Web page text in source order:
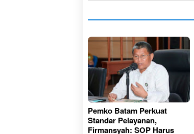
Pemko Batam Perkuat
Standar Pelayanan,
Firmansyah: SOP Harus